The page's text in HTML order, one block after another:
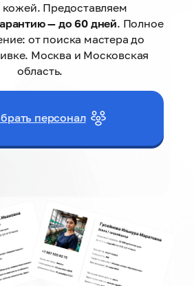
кожей. Предоставляем
— до 60 дней. Полное
от поиска мастера до
Москва и Московская
область.
персонал